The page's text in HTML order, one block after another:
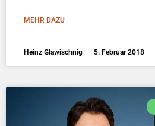
MEHR DAZU
Heinz Glawischnig 5. Februar 2018